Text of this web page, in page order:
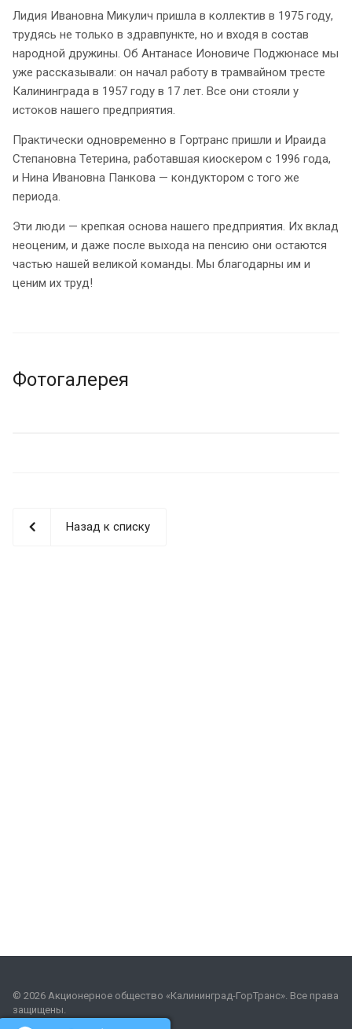
Лидия Ивановна Микулич пришла в коллектив в 1975 году,
трудясь не только в здравпункте, но и входя в состав
народной дружины. Об Антанасе Ионовиче Поджюнасе мы
уже рассказывали: он начал работу в трамвайном тресте
Калининграда в 1957 году в 17 лет. Все они стояли у
истоков нашего предприятия.
Практически одновременно в Гортранс пришли и Ираида
Степановна Тетерина, работавшая киоскером с 1996 года,
и Нина Ивановна Панкова — кондуктором с того же
периода.
Эти люди — крепкая основа нашего предприятия. Их вклад
неоценим, и даже после выхода на пенсию они остаются
частью нашей великой команды. Мы благодарны им и
ценим их труд!
Фотогалерея
Назад к списку
© 2026 Акционерное общество «Калининград-ГорТранс». Все права
защищены.